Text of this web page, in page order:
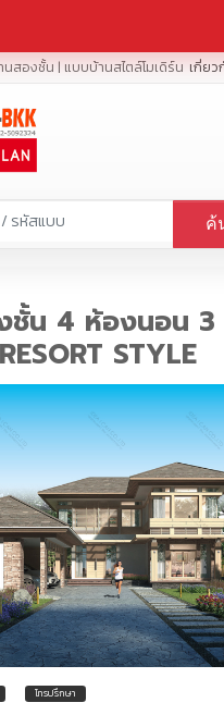
สองชั้น | แบบบ้านสไตล์โมเดิร์น เกี่ยว
ค้
ชั้น 4 ห้องนอน 3
STYLE
โทรปรึกษา